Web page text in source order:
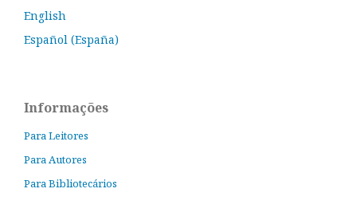
English
Español (España)
Informações
Para Leitores
Para Autores
Para Bibliotecários